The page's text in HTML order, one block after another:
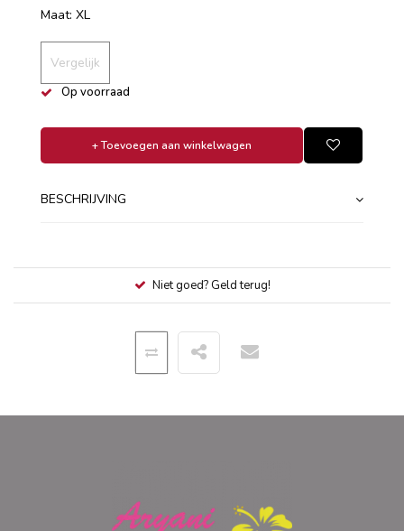
Maat: XL
Vergelijk
Op voorraad
+ Toevoegen aan winkelwagen
BESCHRIJVING
Niet goed? Geld terug!